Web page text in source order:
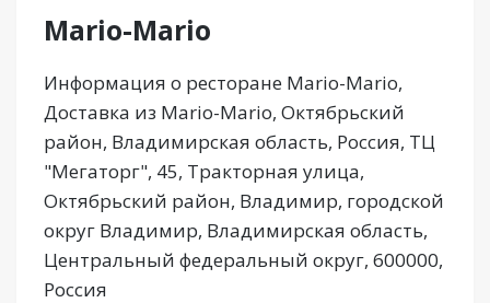
Mario-Mario
Информация о ресторане Mario-Mario,
Доставка из Mario-Mario, Октябрьский
район, Владимирская область, Россия, ТЦ
"Мегаторг", 45, Тракторная улица,
Октябрьский район, Владимир, городской
округ Владимир, Владимирская область,
Центральный федеральный округ, 600000,
Россия